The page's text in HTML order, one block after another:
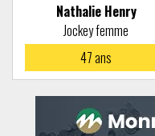
Nathalie Henry
Jockey femme
47ans